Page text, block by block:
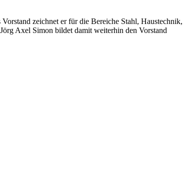
zeichnet er für die Bereiche Stahl, Haustechnik,
Axel Simon bildet damit weiterhin den Vorstand